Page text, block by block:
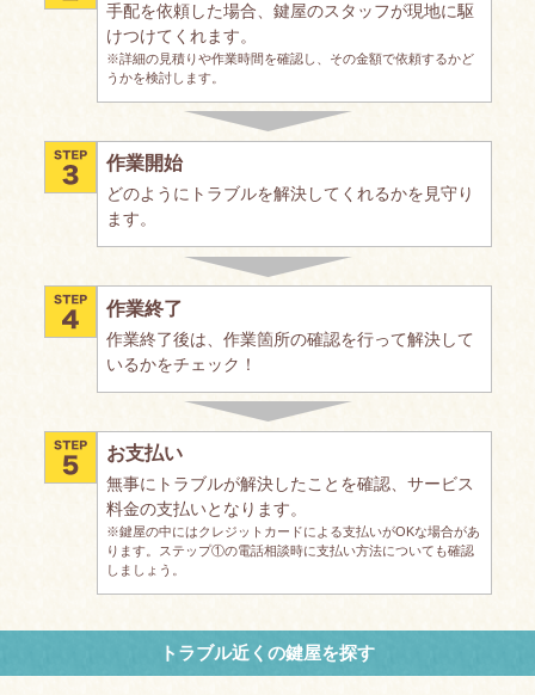
手配を依頼した場合、鍵屋のスタッフが現地に駆
けつけてくれます。
※詳細の見積りや作業時間を確認し、その金額で依頼するかど
うかを検討します。
作業開始
どのようにトラブルを解決してくれるかを見守り
ます。
作業終了
作業終了後は、作業箇所の確認を行って解決して
いるかをチェック！
お支払い
無事にトラブルが解決したことを確認、サービス
料金の支払いとなります。
※鍵屋の中にはクレジットカードによる支払いがOKな場合があ
ります。ステップ①の電話相談時に支払い方法についても確認
しましょう。
トラブル近くの鍵屋を探す